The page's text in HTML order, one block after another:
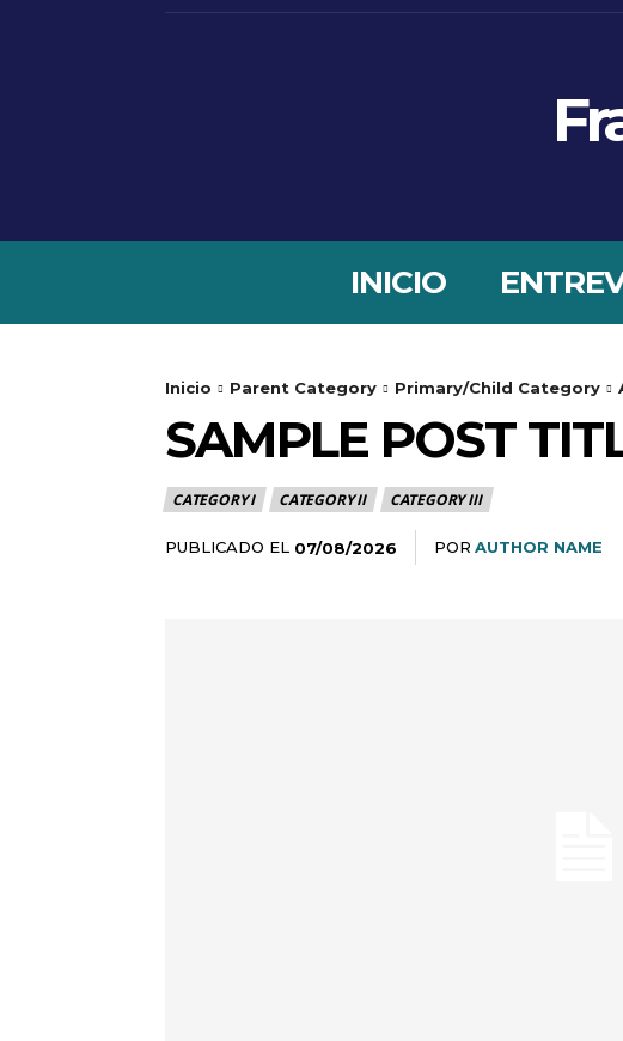
INICIO
Inicio Parent Category Primary/Child Category
SAMPLE POST
CATEGORY I CATEGORY II CATEGORY III
PUBLICADO EL 07/08/2026 POR AUTHOR NAME